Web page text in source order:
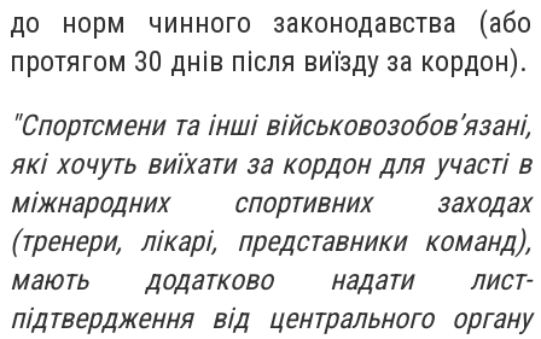
до норм чинного законодавства (або
протягом 30 днів після виїзду за кордон).
"Спортсмени та інші військовозобов’язані,
які хочуть виїхати за кордон для участі в
міжнародних спортивних заходах
(тренери, лікарі, представники команд),
мають додатково надати лист-
підтвердження від центрального органу